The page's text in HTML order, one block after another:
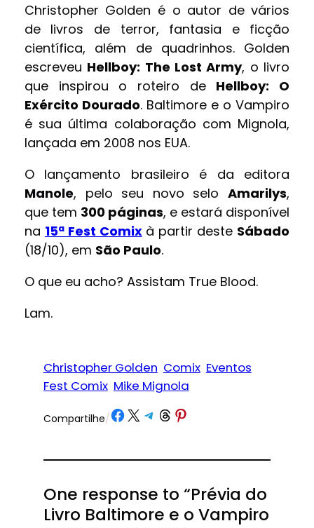
Christopher Golden é o autor de vários
de livros de terror, fantasia e ficção
científica, além de quadrinhos. Golden
escreveu Hellboy: The Lost Army, o livro
que inspirou o roteiro de Hellboy: O
Exército Dourado. Baltimore e o Vampiro
é sua última colaboração com Mignola,
lançada em 2008 nos EUA.
O lançamento brasileiro é da editora
Manole, pelo seu novo seloAmarilys,
que tem 300 páginas, e estará disponível
na 15ª Fest Comixà partir deste Sábado
(18/10), em São Paulo.
O que eu acho? Assistam True Blood.
Lam.
Christopher Golden Comix Eventos
Fest Comix Mike Mignola
Compartilhe/Share on Facebook
Share on X Share on Telegram
Share on Threads
Share on Pinterest
One response to “Prévia do
Livro Baltimore e o Vampiro